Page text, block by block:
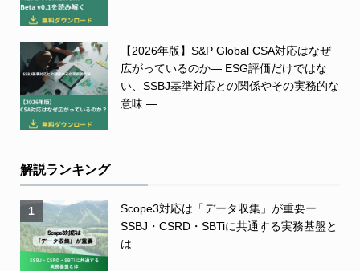
【2026年版】S&P Global CSA対応はなぜ
広がっているのか― ESG評価だけではな
い、SSBJ基準対応との関係やその実務的な
意味 ―
解説ランキング
1
Scope3対応は「データ収集」が重要ー
SSBJ・CSRD・SBTiに共通する実務基盤と
は